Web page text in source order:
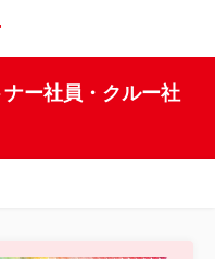
ー社員・クルー社